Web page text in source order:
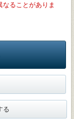
ることがありま
る